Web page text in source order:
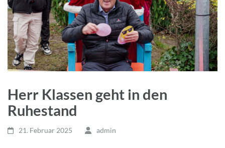
Herr Klassen geht in den
Ruhestand
21. Februar 2025 admin